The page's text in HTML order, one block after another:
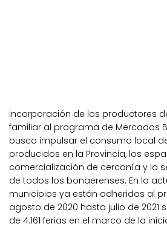
incorporación de los productores
familiar al programa de Mercados
busca impulsar el consumo local
producidos en la Provincia, los
comercialización de cercanía y la
de todos los bonaerenses. En la
municipios ya están adheridos al
agosto de 2020 hasta julio de 2021
de 4.161 ferias en el marco de la